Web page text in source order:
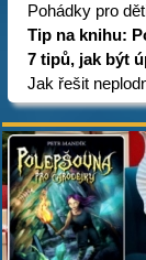
Pohádky pro
Tip na knihu:
7 tipů, jak být
Jak řešit